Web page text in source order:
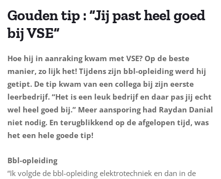
Gouden tip : “Jij past heel goed
bij VSE”
Hoe hij in aanraking kwam met VSE? Op de beste
manier, zo lijk het! Tijdens zijn bbl-opleiding werd hij
getipt. De tip kwam van een collega bij zijn eerste
leerbedrijf. “Het is een leuk bedrijf en daar pas jij echt
wel heel goed bij.” Meer aansporing had Raydan Danial
niet nodig. En terugblikkend op de afgelopen tijd, was
het een hele goede tip!
Bbl-opleiding
“Ik volgde de bbl-opleiding elektrotechniek en dan in de